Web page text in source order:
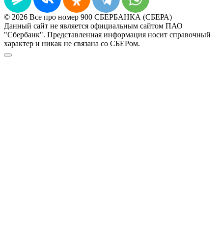
© 2026 Все про номер 900 СБЕРБАНКА (СБЕРА)
Данный сайт не является официальным сайтом ПАО
"Сбербанк". Представленная информация носит справочный
характер и никак не связана со СБЕРом.